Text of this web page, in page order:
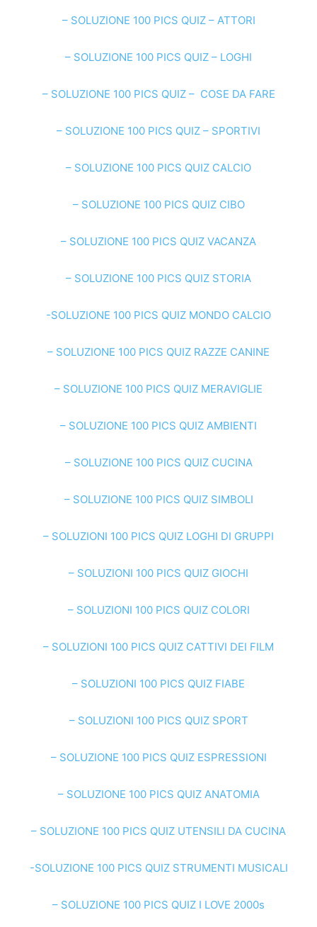
– SOLUZIONE 100 PICS QUIZ – ATTORI
– SOLUZIONE 100 PICS QUIZ – LOGHI
– SOLUZIONE 100 PICS QUIZ – COSE DA FARE
– SOLUZIONE 100 PICS QUIZ – SPORTIVI
– SOLUZIONE 100 PICS QUIZ CALCIO
– SOLUZIONE 100 PICS QUIZ CIBO
– SOLUZIONE 100 PICS QUIZ VACANZA
– SOLUZIONE 100 PICS QUIZ STORIA
-SOLUZIONE 100 PICS QUIZ MONDO CALCIO
– SOLUZIONE 100 PICS QUIZ RAZZE CANINE
– SOLUZIONE 100 PICS QUIZ MERAVIGLIE
– SOLUZIONE 100 PICS QUIZ AMBIENTI
– SOLUZIONE 100 PICS QUIZ CUCINA
– SOLUZIONE 100 PICS QUIZ SIMBOLI
– SOLUZIONI 100 PICS QUIZ LOGHI DI GRUPPI
– SOLUZIONI 100 PICS QUIZ GIOCHI
– SOLUZIONI 100 PICS QUIZ COLORI
– SOLUZIONI 100 PICS QUIZ CATTIVI DEI FILM
– SOLUZIONI 100 PICS QUIZ FIABE
– SOLUZIONI 100 PICS QUIZ SPORT
– SOLUZIONE 100 PICS QUIZ ESPRESSIONI
– SOLUZIONE 100 PICS QUIZ ANATOMIA
– SOLUZIONE 100 PICS QUIZ UTENSILI DA CUCINA
-SOLUZIONE 100 PICS QUIZ STRUMENTI MUSICALI
– SOLUZIONE 100 PICS QUIZ I LOVE 2000s